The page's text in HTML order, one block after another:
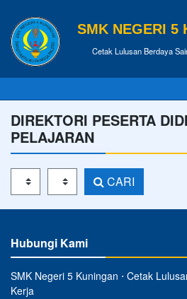
SMK NEGERI 5
Cetak Lulusan Berdaya
DIREKTORI PESERTA
PELAJARAN
Tahun Pelajaran
Kelas CARI
Hubungi Kami
SMK Negeri 5 Kuningan ⋅ Cetak
Kerja